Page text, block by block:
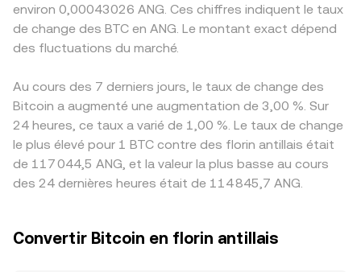
environ 0,00043026 ANG. Ces chiffres indiquent le taux
de change des BTC en ANG. Le montant exact dépend
des fluctuations du marché.
Au cours des 7 derniers jours, le taux de change des
Bitcoin a augmenté une augmentation de 3,00 %. Sur
24 heures, ce taux a varié de 1,00 %. Le taux de change
le plus élevé pour 1 BTC contre des florin antillais était
de 117 044,5 ANG, et la valeur la plus basse au cours
des 24 dernières heures était de 114 845,7 ANG.
Convertir Bitcoin en florin antillais